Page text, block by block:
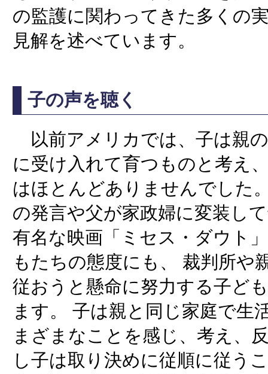
の監護に関わってきた多くの
見解を述べています。
子の声を聴く
以前アメリカでは、子は親
に受け入れて育つものと考え
はほとんどありませんでした
の発言や父が家政婦に変装し
有名な映画「ミセス・ダウト
もたちの態度にも、 裁判所や
従おうと懸命に努力する子ど
ます。 子は親と同じ家庭で生
まざまなことを感じ、考え、
し子は取り決めに従順に従う